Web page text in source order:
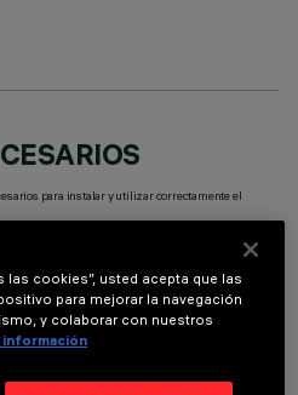
para instalar y utilizar correctamente el
las cookies”, usted acepta que las
para mejorar la navegación
y colaborar con nuestros
información